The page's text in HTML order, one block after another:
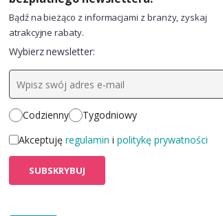
Bądź na bieżąco z informacjami z branży, zyskaj
atrakcyjne rabaty.
Wybierz newsletter:
Codzienny
Tygodniowy
Akceptuję regulamin i politykę prywatności